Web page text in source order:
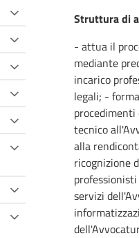
Struttura di
- attua il
mediante
incarico
legali; -
tecnico
alla
ricognizione
servizi